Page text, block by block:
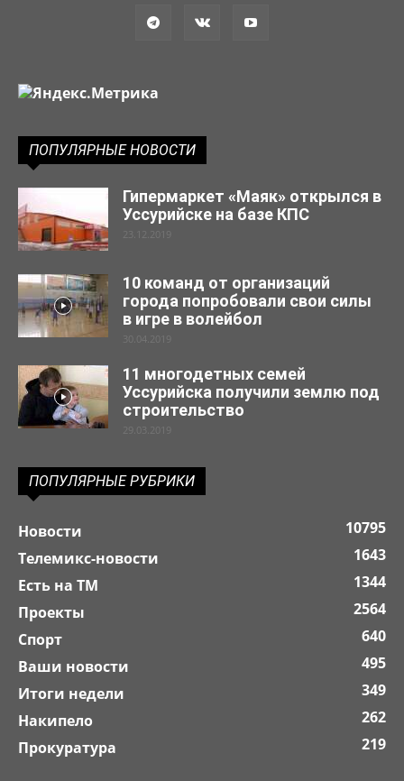
ПОПУЛЯРНЫЕ НОВОСТИ
Гипермаркет «Маяк» открылся в
Уссурийске на базе КПС
23.12.2019
10 команд от организаций
города попробовали свои силы
в игре в волейбол
30.04.2019
11 многодетных семей
Уссурийска получили землю под
строительство
29.03.2019
ПОПУЛЯРНЫЕ РУБРИКИ
Новости
10795
Телемикс-новости
1643
Есть на ТМ
1344
Проекты
2564
Спорт
640
Ваши новости
495
Итоги недели
349
Накипело
262
Прокуратура
219